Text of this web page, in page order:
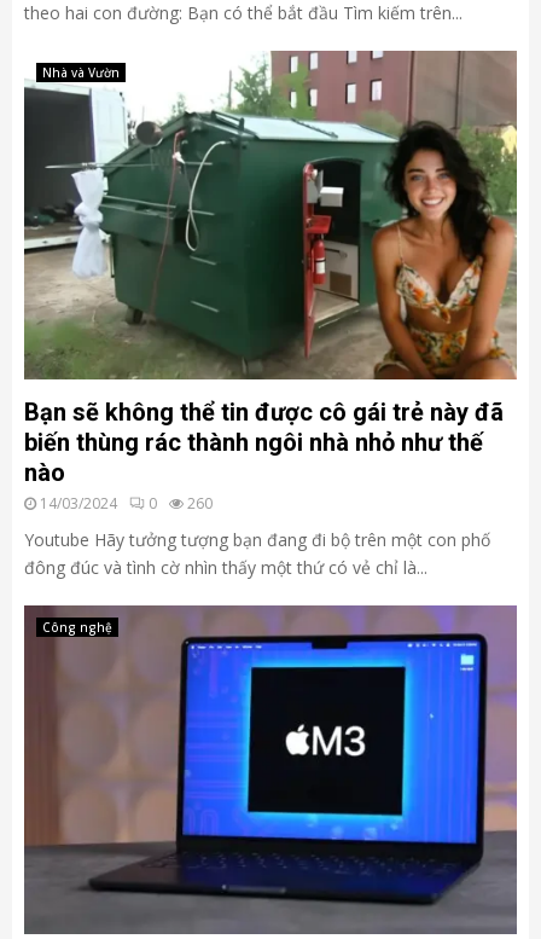
theo hai con đường: Bạn có thể bắt đầu Tìm kiếm trên...
Nhà và Vườn
Bạn sẽ không thể tin được cô gái trẻ này đã
biến thùng rác thành ngôi nhà nhỏ như thế
nào
14/03/2024 0 260
Youtube Hãy tưởng tượng bạn đang đi bộ trên một con phố
đông đúc và tình cờ nhìn thấy một thứ có vẻ chỉ là...
Công nghệ